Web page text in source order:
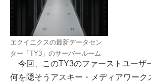
エクイニクスの最新データセン
ター「TY3」のサーバールーム
今回、このTY3のファーストユーザ
何を隠そうアスキー・メディアワーク